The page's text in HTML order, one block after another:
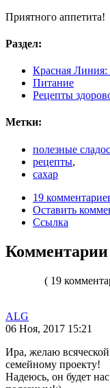
Приятного аппетита!
Раздел:
Красная Линия:
Питание
Рецепты
Метки:
полезные
рецепты,
сахар
19
Оставить
Ссылка
Комментарии
( 19
ALG
06 Ноя, 2017 15:21
Ира, желаю
семейному проекту!
Надеюсь, он будет